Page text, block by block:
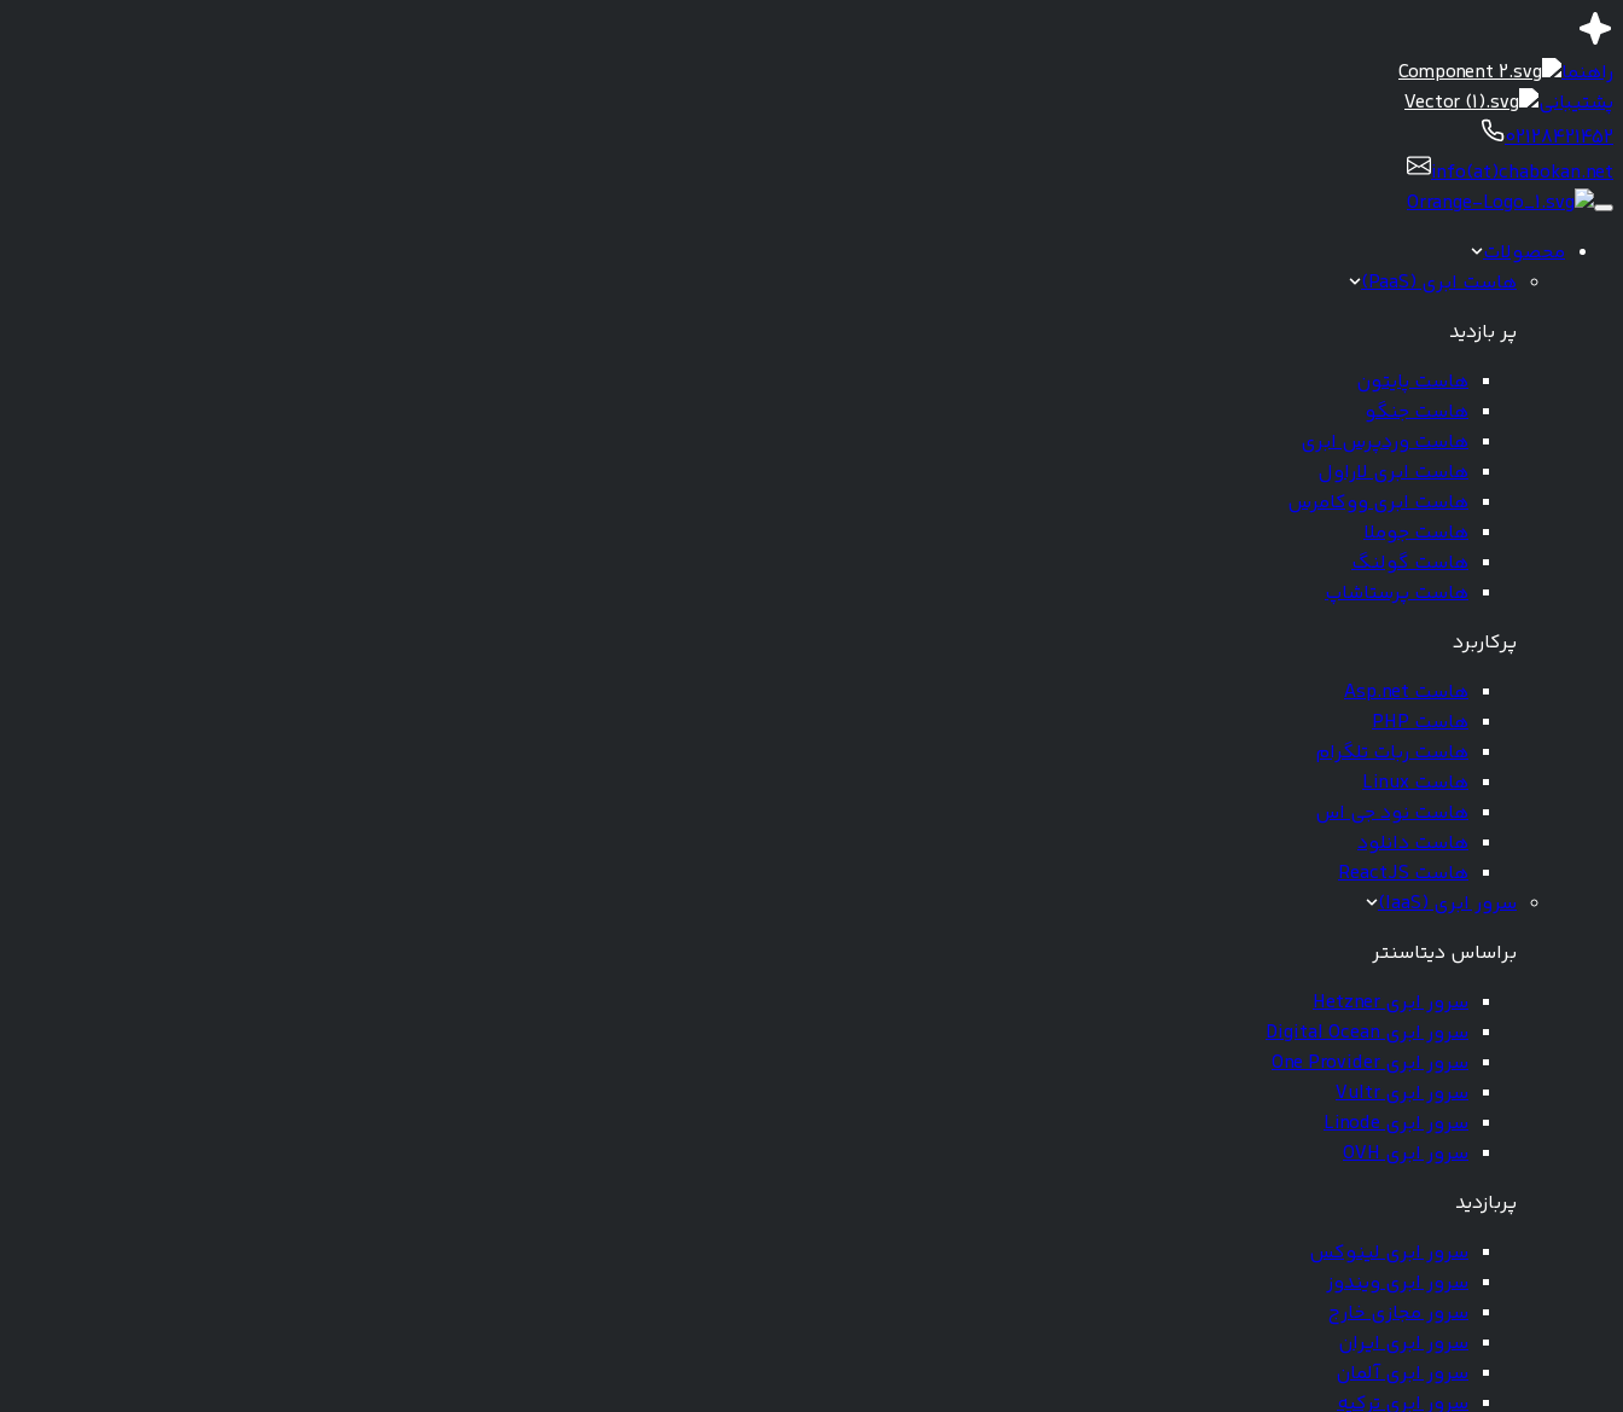
راهنما
پشتیبانی
02128421452
info(at)chabokan.net
محصولات
هاست ابری (PaaS)
پر بازدید
هاست پایتون
هاست جنگو
هاست وردپرس ابری
هاست ابری لاراول
هاست ابری ووکامرس
هاست جوملا
هاست گولنگ
هاست پرستاشاپ
پرکاربرد
هاست Asp.net
هاست PHP
هاست ربات تلگرام
هاست Linux
هاست نود جی اس
هاست دانلود
هاست ReactJS
سرور ابری (IaaS)
براساس دیتاسنتر
سرور ابری Hetzner
سرور ابری Digital Ocean
سرور ابری One Provider
سرور ابری Vultr
سرور ابری Linode
سرور ابری OVH
پربازدید
سرور ابری لینوکس
سرور ابری ویندوز
سرور مجازی خارج
سرور ابری ایران
سرور ابری آلمان
سرور ابری ترکیه